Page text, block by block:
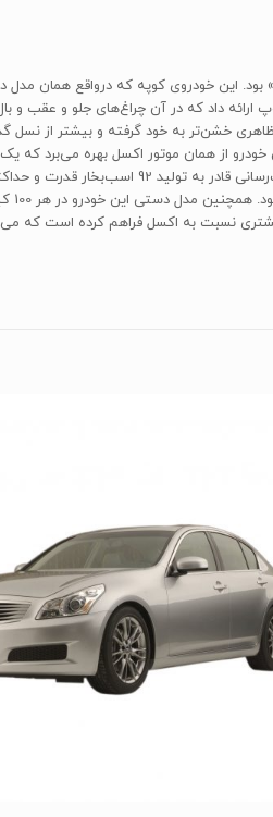
مدلی فیس لیفت از اسکوپ ارائه داد که در آن
خشن‌تر به خود گرفته و بیشتر از
بیشتری نسبت به اکسل فراهم کرده